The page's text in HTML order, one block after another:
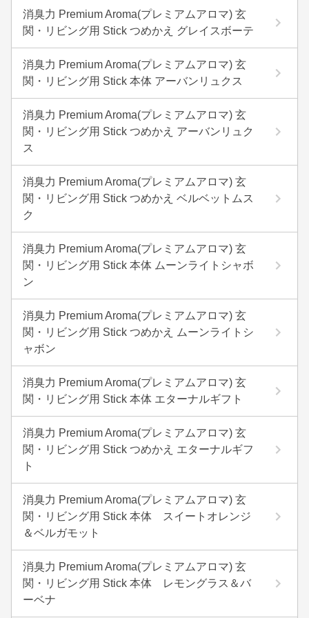
消臭力 Premium Aroma(プレミアムアロマ) 玄
関・リビング用 Stick つめかえ グレイスボーテ
消臭力 Premium Aroma(プレミアムアロマ) 玄
関・リビング用 Stick 本体 アーバンリュクス
消臭力 Premium Aroma(プレミアムアロマ) 玄
関・リビング用 Stick つめかえ アーバンリュク
ス
消臭力 Premium Aroma(プレミアムアロマ) 玄
関・リビング用 Stick つめかえ ベルベットムス
ク
消臭力 Premium Aroma(プレミアムアロマ) 玄
関・リビング用 Stick 本体 ムーンライトシャボ
ン
消臭力 Premium Aroma(プレミアムアロマ) 玄
関・リビング用 Stick つめかえ ムーンライトシ
ャボン
消臭力 Premium Aroma(プレミアムアロマ) 玄
関・リビング用 Stick 本体 エターナルギフト
消臭力 Premium Aroma(プレミアムアロマ) 玄
関・リビング用 Stick つめかえ エターナルギフ
ト
消臭力 Premium Aroma(プレミアムアロマ) 玄
関・リビング用 Stick 本体 スイートオレンジ
＆ベルガモット
消臭力 Premium Aroma(プレミアムアロマ) 玄
関・リビング用 Stick 本体 レモングラス＆バ
ーベナ